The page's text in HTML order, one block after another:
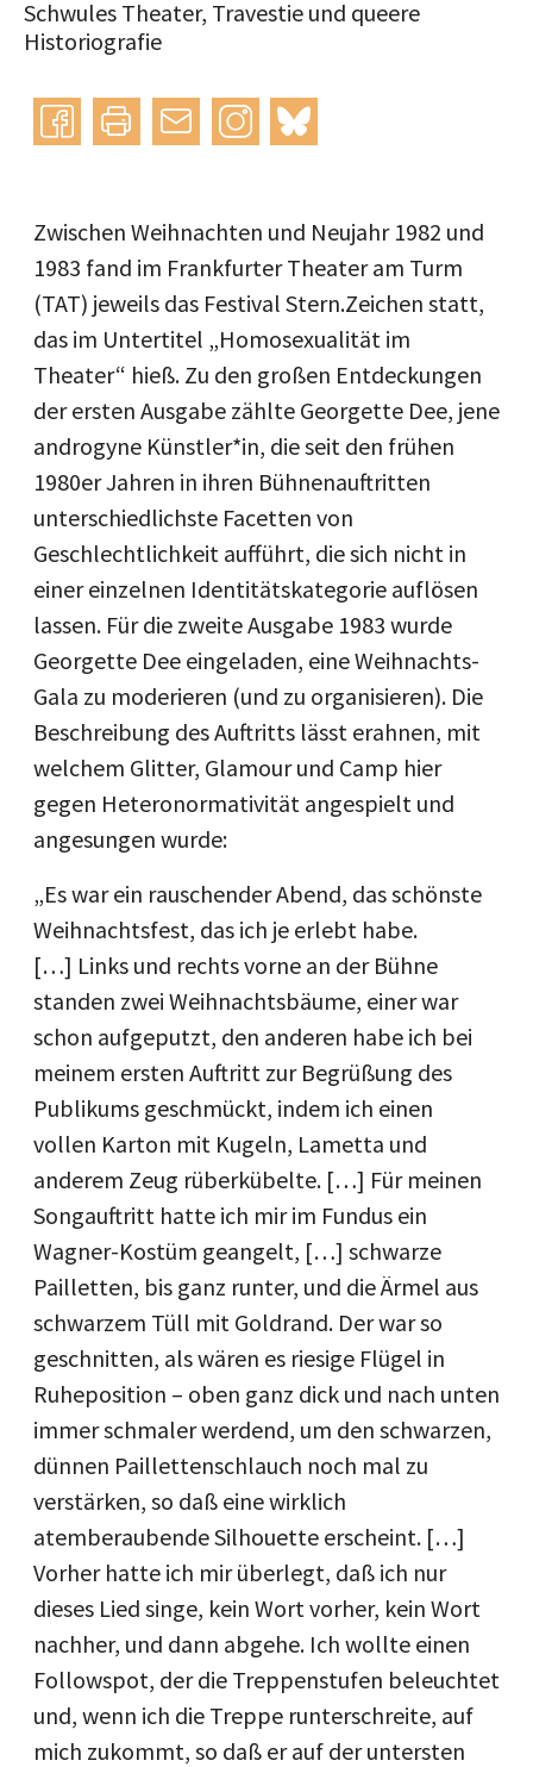
Schwules Theater, Travestie und queere
Historiografie
Instagram
bluesky
Zwischen Weihnachten und Neujahr 1982 und
1983 fand im Frankfurter Theater am Turm
(TAT) jeweils das Festival Stern.Zeichen statt,
das im Untertitel „Homosexualität im
Theater“ hieß. Zu den großen Entdeckungen
der ersten Ausgabe zählte Georgette Dee, jene
androgyne Künstler*in, die seit den frühen
1980er Jahren in ihren Bühnenauftritten
unterschiedlichste Facetten von
Geschlechtlichkeit aufführt, die sich nicht in
einer einzelnen Identitätskategorie auflösen
lassen. Für die zweite Ausgabe 1983 wurde
Georgette Dee eingeladen, eine Weihnachts-
Gala zu moderieren (und zu organisieren). Die
Beschreibung des Auftritts lässt erahnen, mit
welchem Glitter, Glamour und Camp hier
gegen Heteronormativität angespielt und
angesungen wurde:
„Es war ein rauschender Abend, das schönste
Weihnachtsfest, das ich je erlebt habe.
[…] Links und rechts vorne an der Bühne
standen zwei Weihnachtsbäume, einer war
schon aufgeputzt, den anderen habe ich bei
meinem ersten Auftritt zur Begrüßung des
Publikums geschmückt, indem ich einen
vollen Karton mit Kugeln, Lametta und
anderem Zeug rüberkübelte. […] Für meinen
Songauftritt hatte ich mir im Fundus ein
Wagner-Kostüm geangelt, […] schwarze
Pailletten, bis ganz runter, und die Ärmel aus
schwarzem Tüll mit Goldrand. Der war so
geschnitten, als wären es riesige Flügel in
Ruheposition – oben ganz dick und nach unten
immer schmaler werdend, um den schwarzen,
dünnen Paillettenschlauch noch mal zu
verstärken, so daß eine wirklich
atemberaubende Silhouette erscheint. […]
Vorher hatte ich mir überlegt, daß ich nur
dieses Lied singe, kein Wort vorher, kein Wort
nachher, und dann abgehe. Ich wollte einen
Followspot, der die Treppenstufen beleuchtet
und, wenn ich die Treppe runterschreite, auf
mich zukommt, so daß er auf der untersten